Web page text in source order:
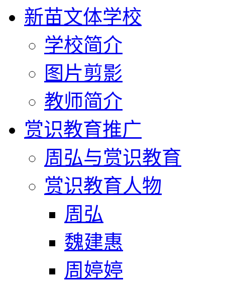
新苗文体学校
学校简介
图片剪影
教师简介
赏识教育推广
周弘与赏识教育
赏识教育人物
周弘
魏建惠
周婷婷